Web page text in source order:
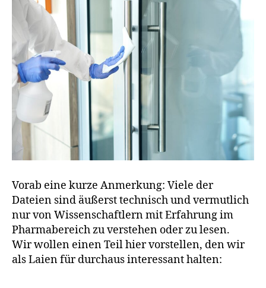
Vorab eine kurze Anmerkung: Viele der
Dateien sind äußerst technisch und vermutlich
nur von Wissenschaftlern mit Erfahrung im
Pharmabereich zu verstehen oder zu lesen.
Wir wollen einen Teil hier vorstellen, den wir
als Laien für durchaus interessant halten: